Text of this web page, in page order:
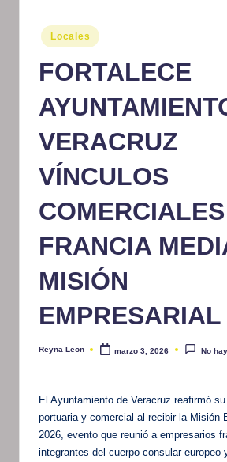
m
at
iv
o
Publicado
en
Locales
FORTALECE
VERACRUZ
VÍNCULOS
FRANCIA
MISIÓN
EMPRESARIAL
Publicado
Reyna Leon marzo 3, 2026 No
El Ayuntamiento de Veracruz reafirmó
portuaria y comercial al recibir la Misión
2026, evento que reunió a empresarios
integrantes del cuerpo consular europeo